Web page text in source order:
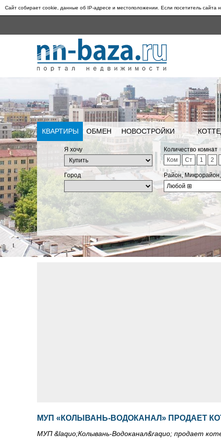
Сайт собирает cookie, данные об IP-адресе и местоположении. Если посетитель сайта
КВАРТИРЫ ОБМЕН НОВОСТРОЙКИ
Я хочу
Количество комнат
Ком
Ст 1 2
Город
Район,
Любой ⊞
МУП «КОЛЫВАНЬ-ВОДОКАНАЛ» ПРОДАЕТ
МУП &laquo;Колывань-Водоканал&raquo; продает